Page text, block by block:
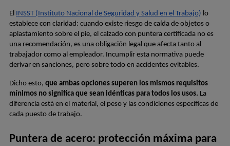
El INSST (Instituto Nacional de Seguridad y Salud en el Trabajo) lo
establece con claridad: cuando existe riesgo de caída de objetos o
aplastamiento sobre el pie, el calzado con puntera certificada no es
una recomendación, es una obligación legal que afecta tanto al
trabajador como al empleador. Incumplir esta normativa puede
derivar en sanciones, pero sobre todo en accidentes evitables.
Dicho esto, que ambas opciones superen los mismos requisitos
mínimos no significa que sean idénticas para todos los usos. La
diferencia está en el material, el peso y las condiciones específicas de
cada puesto de trabajo.
Puntera de acero: protección máxima para